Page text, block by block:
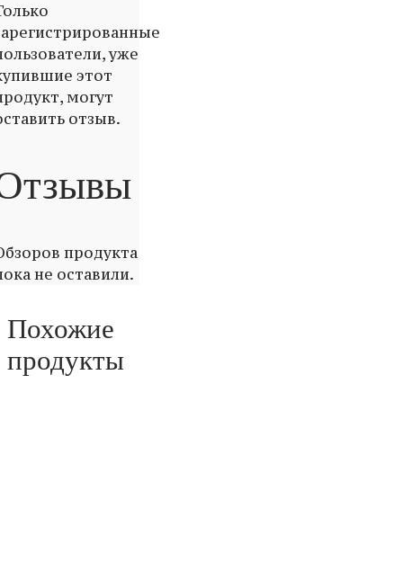
уже
этот
могут
отзыв.
продукта
не оставили.
Похожие
продукты